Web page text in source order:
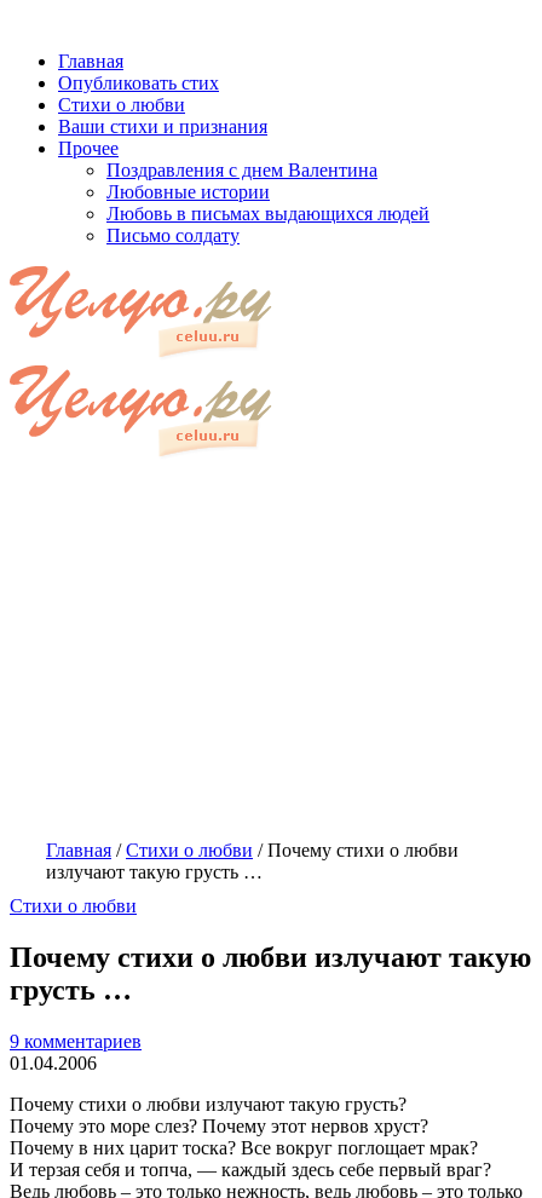
Главная
Опубликовать стих
Стихи о любви
Ваши стихи и признания
Прочее
Поздравления с днем Валентина
Любовные истории
Любовь в письмах выдающихся людей
Письмо солдату
Главная /Стихи о любви /Почему стихи о любви
излучают такую грусть …
Стихи о любви
Почему стихи о любви излучают такую
грусть …
9 комментариев
01.04.2006
Почему стихи о любви излучают такую грусть?
Почему это море слез? Почему этот нервов хруст?
Почему в них царит тоска? Все вокруг поглощает мрак?
И терзая себя и топча, — каждый здесь себе первый враг?
Ведь любовь – это только нежность, ведь любовь – это только